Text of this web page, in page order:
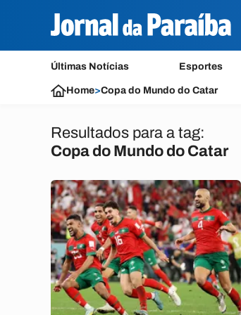
Últimas Notícias Esportes
Home>Copa do Mundo do Catar
Resultados para a tag:
Copa do Mundo do Catar